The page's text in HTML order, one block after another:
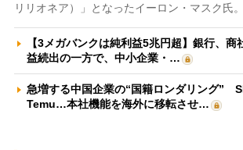
リリオネア）」となったイーロン・マスク氏
【3メガバンクは純利益5兆円超】銀行、商
益続出の一方で、中小企業・…
急増する中国企業の“国籍ロンダリング”
Temu…本社機能を海外に移転させ…